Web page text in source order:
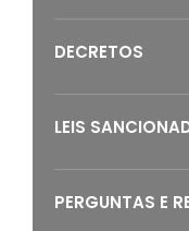
DECRETOS
LEIS
PERGUNTAS E